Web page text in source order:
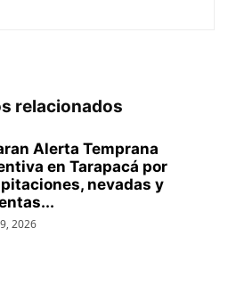
relacionados
Alerta Temprana
en Tarapacá por
nevadas y
2026